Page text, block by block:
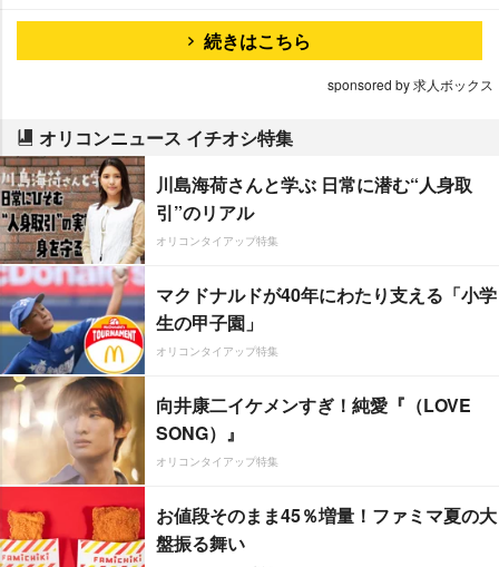
続きはこちら
sponsored by 求人ボックス
オリコンニュース イチオシ特集
川島海荷さんと学ぶ 日常に潜む“人身取
引”のリアル
オリコンタイアップ特集
マクドナルドが40年にわたり支える「小学
生の甲子園」
オリコンタイアップ特集
向井康二イケメンすぎ！純愛『（LOVE
SONG）』
オリコンタイアップ特集
お値段そのまま45％増量！ファミマ夏の大
盤振る舞い